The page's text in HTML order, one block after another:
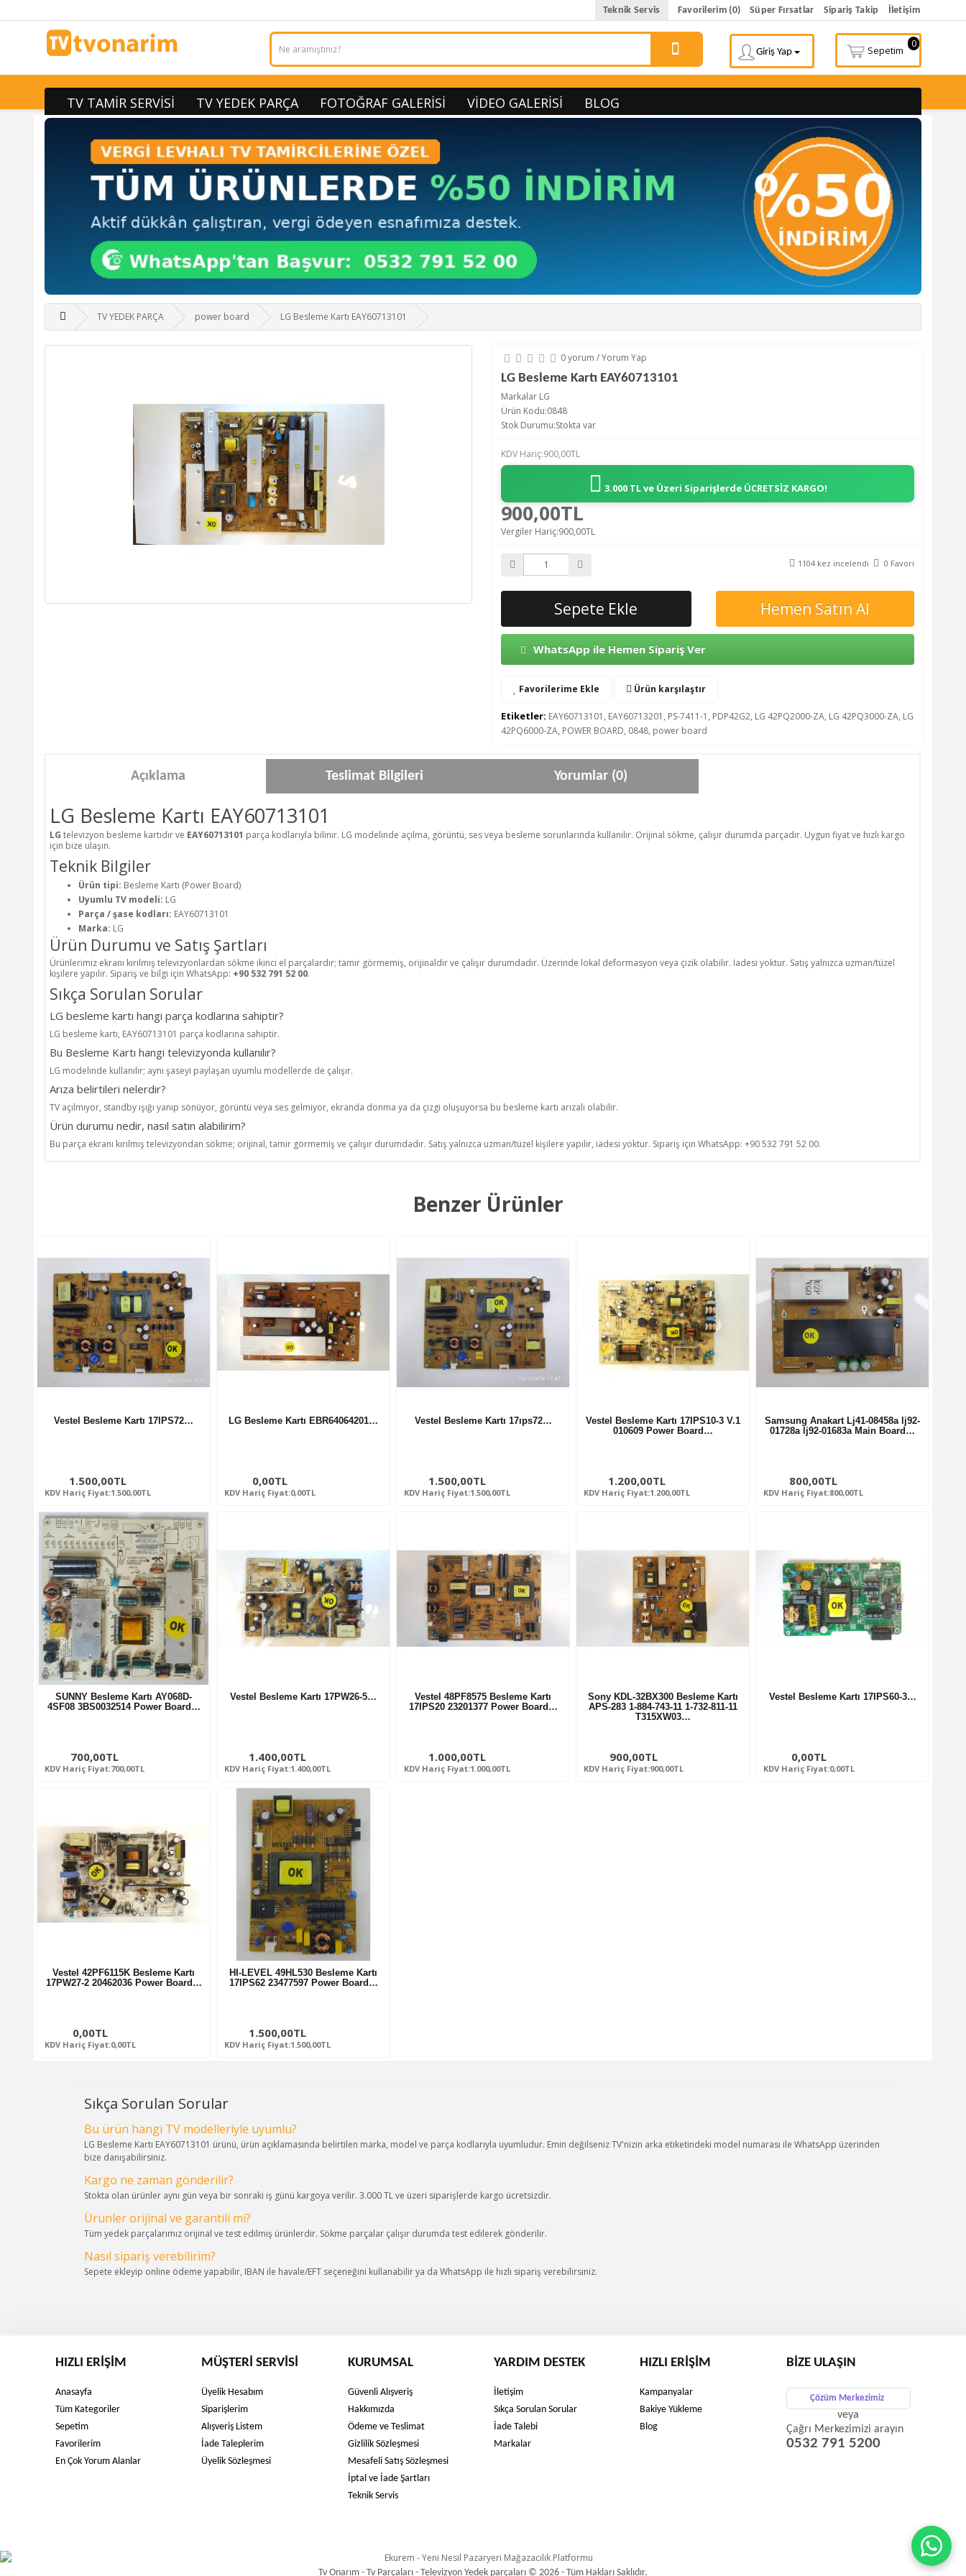
Teknik Servis Favorilerim (0) Süper Fırsatlar Sipariş Takip İletişim
0
Sepetim
Giriş Yap
TV TAMİR SERVİSİ TV YEDEK PARÇA FOTOĞRAF GALERISI VIDEO GALERISI BLOG
TV YEDEK PARÇA power board LG Besleme Kartı EAY60713101
0 yorum /Yorum Yap
LG Besleme Kartı EAY60713101
Markalar LG
Ürün Kodu:0848
Stok Durumu:Stokta var
KDV Hariç:900,00TL
3.000 TL ve Üzeri Siparişlerde ÜCRETSİZ KARGO!
900,00TL
Vergiler Hariç:900,00TL
1104 kez incelendi 0 Favori
Sepete Ekle Hemen Satın Al
WhatsApp ile Hemen Sipariş Ver
Favorilerime Ekle Ürün karşılaştır
Etiketler: EAY60713101 , EAY60713201 , PS-7411-1 , PDP42G2, LG 42PQ2000-ZA, LG 42PQ3000-ZA, LG
42PQ6000-ZA, POWER BOARD, 0848, power board
Açıklama Teslimat Bilgileri Yorumlar (0)
LG Besleme Kartı EAY60713101
LG televizyon besleme kartıdır ve EAY60713101 parça kodlarıyla bilinir. LG modelinde açılma, görüntü, ses veya besleme sorunlarında kullanılır. Orijinal sökme, çalışır durumda parçadır. Uygun fiyat ve hızlı kargo
için bize ulaşın.
Teknik Bilgiler
Ürün tipi: Besleme Kartı (Power Board)
Uyumlu TV modeli: LG
Parça / şase kodları: EAY60713101
Marka: LG
Ürün Durumu ve Satış Şartları
Ürünlerimiz ekranı kırılmış televizyonlardan sökme ikinci el parçalardır; tamir görmemiş, orijinaldir ve çalışır durumdadır. Üzerinde lokal deformasyon veya çizik olabilir. İadesi yoktur. Satış yalnızca uzman/tüzel
kişilere yapılır. Sipariş ve bilgi için WhatsApp: +90 532 791 52 00.
Sıkça Sorulan Sorular
LG besleme kartı hangi parça kodlarına sahiptir?
LG besleme kartı, EAY60713101 parça kodlarına sahiptir.
Bu Besleme Kartı hangi televizyonda kullanılır?
LG modelinde kullanılır; aynı şaseyi paylaşan uyumlu modellerde de çalışır.
Arıza belirtileri nelerdir?
TV açılmıyor, standby ışığı yanıp sönüyor, görüntü veya ses gelmiyor, ekranda donma ya da çizgi oluşuyorsa bu besleme kartı arızalı olabilir.
Ürün durumu nedir, nasıl satın alabilirim?
Bu parça ekranı kırılmış televizyondan sökme; orijinal, tamir görmemiş ve çalışır durumdadır. Satış yalnızca uzman/tüzel kişilere yapılır, iadesi yoktur. Sipariş için WhatsApp: +90 532 791 52 00.
Benzer Ürünler
Vestel Besleme Kartı 17IPS72…
1.500,00TL
KDV Hariç Fiyat:1.500,00TL
LG Besleme Kartı EBR64064201…
0,00TL
KDV Hariç Fiyat:0,00TL
Vestel Besleme Kartı 17ıps72…
1.500,00TL
KDV Hariç Fiyat:1.500,00TL
Vestel Besleme Kartı 17IPS10-3 V.1
010609 Power Board…
1.200,00TL
KDV Hariç Fiyat:1.200,00TL
Samsung Anakart Lj41-08458a lj92-
01728a lj92-01683a Main Board…
800,00TL
KDV Hariç Fiyat:800,00TL
SUNNY Besleme Kartı AY068D-
4SF08 3BS0032514 Power Board…
700,00TL
KDV Hariç Fiyat:700,00TL
Vestel Besleme Kartı 17PW26-5…
1.400,00TL
KDV Hariç Fiyat:1.400,00TL
Vestel 48PF8575 Besleme Kartı
17IPS20 23201377 Power Board…
1.000,00TL
KDV Hariç Fiyat:1.000,00TL
Sony KDL-32BX300 Besleme Kartı
APS-283 1-884-743-11 1-732-811-11
T315XW03…
900,00TL
KDV Hariç Fiyat:900,00TL
Vestel Besleme Kartı 17IPS60-3…
0,00TL
KDV Hariç Fiyat:0,00TL
Vestel 42PF6115K Besleme Kartı
17PW27-2 20462036 Power Board…
0,00TL
KDV Hariç Fiyat:0,00TL
HI-LEVEL 49HL530 Besleme Kartı
17IPS62 23477597 Power Board…
1.500,00TL
KDV Hariç Fiyat:1.500,00TL
Sıkça Sorulan Sorular
Bu ürün hangi TV modelleriyle uyumlu?
LG Besleme Kartı EAY60713101 ürünü, ürün açıklamasında belirtilen marka, model ve parça kodlarıyla uyumludur. Emin değilseniz TV'nizin arka etiketindeki model numarası ile WhatsApp üzerinden
bize danışabilirsiniz.
Kargo ne zaman gönderilir?
Stokta olan ürünler aynı gün veya bir sonraki iş günü kargoya verilir. 3.000 TL ve üzeri siparişlerde kargo ücretsizdir.
Ürünler orijinal ve garantili mi?
Tüm yedek parçalarımız orijinal ve test edilmiş ürünlerdir. Sökme parçalar çalışır durumda test edilerek gönderilir.
Nasıl sipariş verebilirim?
Sepete ekleyip online ödeme yapabilir, IBAN ile havale/EFT seçeneğini kullanabilir ya da WhatsApp ile hızlı sipariş verebilirsiniz.
HIZLI ERIŞIM
Anasayfa
Tüm Kategoriler
Sepetim
Favorilerim
En Çok Yorum Alanlar
MÜŞTERI SERVISI
Üyelik Hesabım
Siparişlerim
Alışveriş Listem
İade Taleplerim
Üyelik Sözleşmesi
KURUMSAL
Güvenli Alışveriş
Hakkımızda
Ödeme ve Teslimat
Gizlilik Sözleşmesi
Mesafeli Satış Sözleşmesi
İptal ve İade Şartları
Teknik Servis
YARDIM DESTEK
İletişim
Sıkça Sorulan Sorular
İade Talebi
Markalar
HIZLI ERIŞIM
Kampanyalar
Bakiye Yükleme
Blog
BIZE ULAŞIN
Çözüm Merkezimiz
veya
Çağrı Merkezimizi arayın
0532 791 5200
Tv Onarım - Tv Parçaları - Televizyon Yedek parçaları © 2026 - Tüm Hakları Saklıdır.